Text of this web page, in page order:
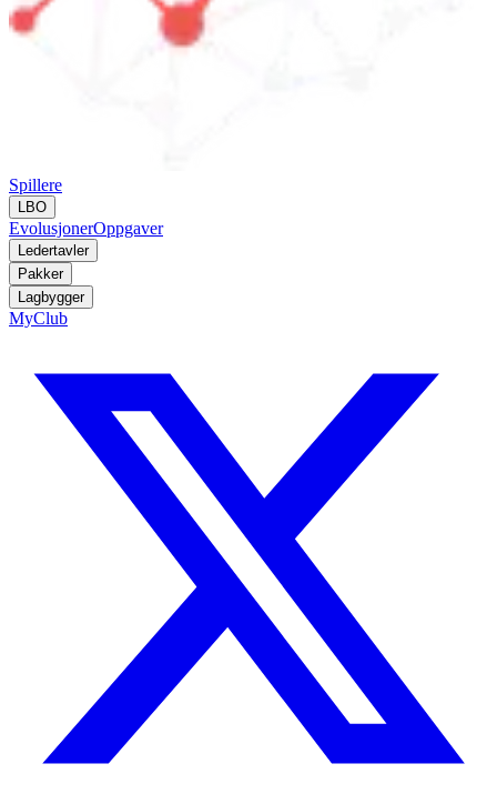
Spillere
LBO
EvolusjonerOppgaver
Ledertavler
Pakker
Lagbygger
MyClub